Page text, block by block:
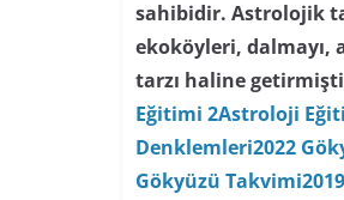
sahibidir. Astrolojik
ekoköyleri, dalmayı,
tarzı haline
Eğitimi 2Astroloji
Denklemleri2022
Gökyüzü Takvimi